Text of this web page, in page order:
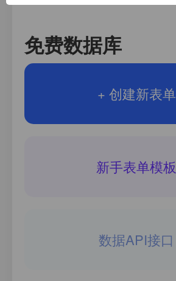
免费数据库
+ 创建新表单
新手表单模板
数据API接口